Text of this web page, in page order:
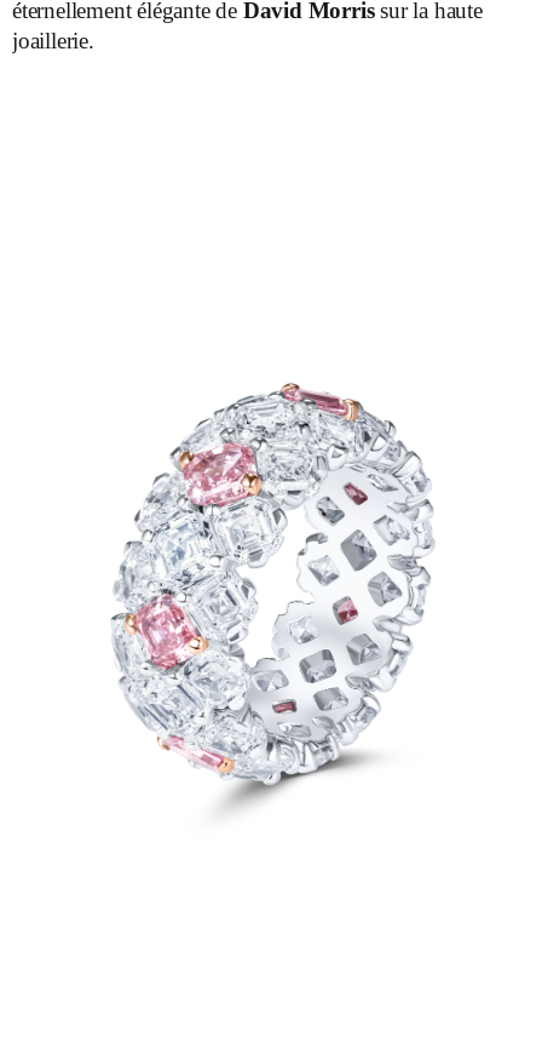
éternellement élégante de David Morrissur la haute
joaillerie.